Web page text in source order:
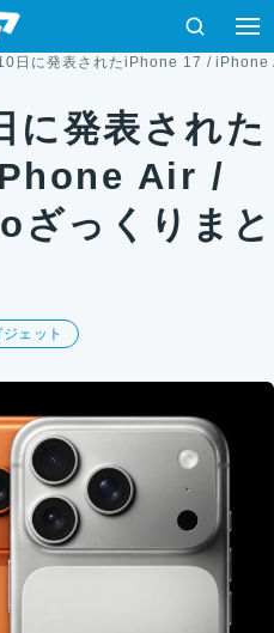
検索
日に発表されたiPhone 17 /
に発表された
Air /
っくりまと
ジェット